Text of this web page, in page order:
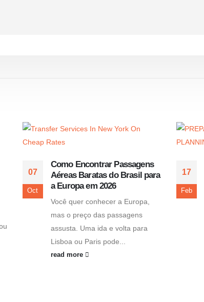
07
Oct
Como Encontrar Passagens
Aéreas Baratas do Brasil para
a Europa em 2026
Você quer conhecer a Europa,
mas o preço das passagens
assusta. Uma ida e volta para
Lisboa ou Paris pode...
read more
17
Feb